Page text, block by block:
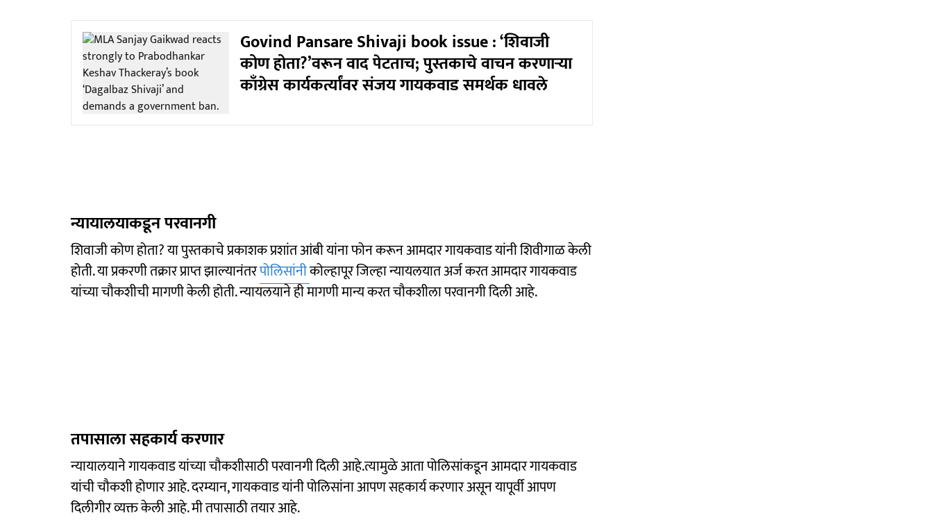
Govind Pansare Shivaji book issue : ‘शिवाजी
कोण होता?’वरून वाद पेटताच; पुस्तकाचे वाचन करणाऱ्या
काँग्रेस कार्यकर्त्यांवर संजय गायकवाड समर्थक धावले
न्यायालयाकडून परवानगी
शिवाजी कोण होता? या पुस्तकाचे प्रकाशक प्रशांत आंबी यांना फोन करून आमदार गायकवाड यांनी शिवीगाळ केली
होती. या प्रकरणी तक्रार प्राप्त झाल्यानंतरपोलिसांनीकोल्हापूर जिल्हा न्यायलयात अर्ज करत आमदार गायकवाड
यांच्या चौकशीची मागणी केली होती. न्यायलयाने ही मागणी मान्य करत चौकशीला परवानगी दिली आहे.
तपासाला सहकार्य करणार
न्यायालयाने गायकवाड यांच्या चौकशीसाठी परवानगी दिली आहे.त्यामुळे आता पोलिसांकडून आमदार गायकवाड
यांची चौकशी होणार आहे. दरम्यान, गायकवाड यांनी पोलिसांना आपण सहकार्य करणार असून यापूर्वी आपण
दिलीगीर व्यक्त केली आहे. मी तपासाठी तयार आहे.